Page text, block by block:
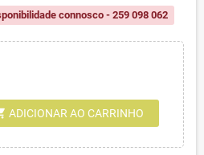
connosco - 259 098 062
ADICIONAR AO CARRINHO